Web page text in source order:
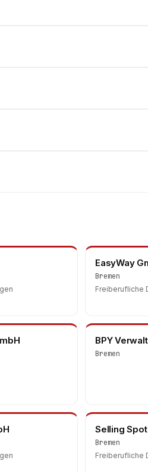
EasyWay
Bremen
Freiberufliche
BPY
Bremen
Selling
Bremen
Freiberufliche